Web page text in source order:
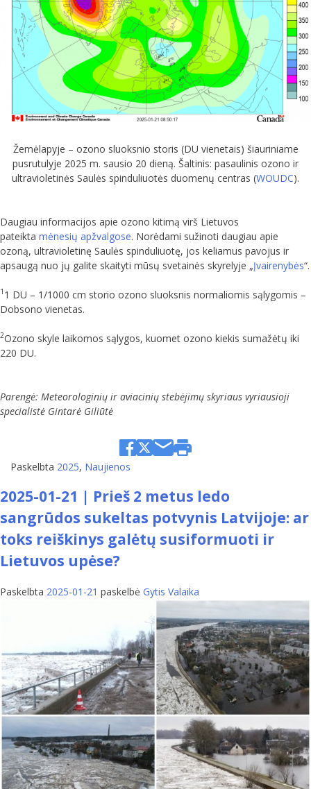
Žemėlapyje – ozono sluoksnio storis (DU vienetais) šiauriniame
pusrutulyje 2025 m. sausio 20 dieną. Šaltinis: pasaulinis ozono ir
ultravioletinės Saulės spinduliuotės duomenų centras (WOUDC).
Daugiau informacijos apie ozono kitimą virš Lietuvos
pateikta mėnesių apžvalgose. Norėdami sužinoti daugiau apie
ozoną, ultravioletinę Saulės spinduliuotę, jos keliamus pavojus ir
apsaugą nuo jų galite skaityti mūsų svetainės skyrelyje „Įvairenybės“.
1 1 DU – 1/1000 cm storio ozono sluoksnis normaliomis sąlygomis –
Dobsono vienetas.
2Ozono skyle laikomos sąlygos, kuomet ozono kiekis sumažėtų iki
220 DU.
Parengė: Meteorologinių ir aviacinių stebėjimų skyriaus vyriausioji
specialistė Gintarė Giliūtė
Paskelbta 2025, Naujienos
2025-01-21 | Prieš 2 metus ledo
sangrūdos sukeltas potvynis Latvijoje: ar
toks reiškinys galėtų susiformuoti ir
Lietuvos upėse?
Paskelbta 2025-01-21 paskelbė Gytis Valaika